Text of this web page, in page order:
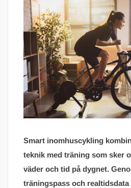
Smart inomhuscykling
teknik med träning som sker
väder och tid på dygnet.
träningspass och realtidsdata